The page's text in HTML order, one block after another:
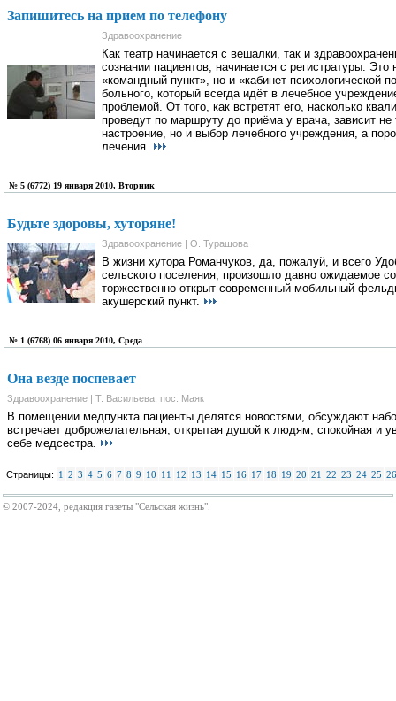
Запишитесь на прием по телефону
Здравоохранение
Как театр начинается с вешалки, так и
сознании пациентов, начинается с регистратуры. Это
«командный пункт», но и «кабинет психологической
больного, который всегда идёт в лечебное
проблемой. От того, как встретят его, насколько
проведут по маршруту до приёма у врача, зависит не
настроение, но и выбор лечебного учреждения, а
лечения.
№ 5 (6772) 19 января 2010, Вторник
Будьте здоровы, хуторяне!
Здравоохранение | О. Турашова
В жизни хутора Романчуков, да, пожалуй, и всего
сельского поселения, произошло давно ожидаемое
торжественно открыт современный мобильный
акушерский пункт.
№ 1 (6768) 06 января 2010, Среда
Она везде поспевает
Здравоохранение | Т. Васильева, пос. Маяк
В помещении медпункта пациенты делятся новостями, обсуждают
встречает доброжелательная, открытая душой к людям, спокойная и
себе медсестра.
Страницы: 1 2 3 4 5 6 7 8 9 10 11 12 13 14 15 16 17 18 19 20 21 22 23 24 25 26
© 2007-2024, редакция газеты "Сельская жизнь".